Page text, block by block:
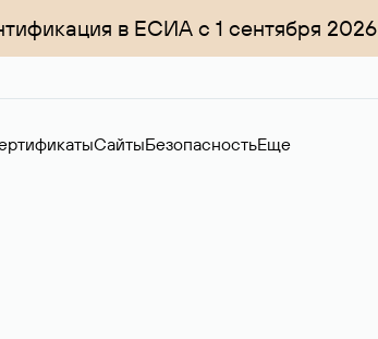
в ЕСИА с 1 сентября 2026
СайтыБезопасностьЕще